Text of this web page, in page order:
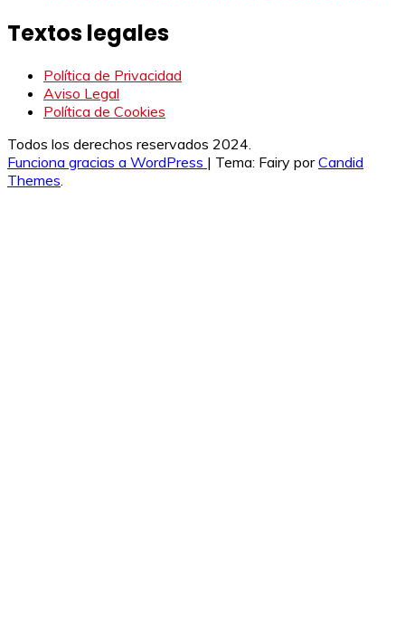
Textos legales
Política de Privacidad
Aviso Legal
Política de Cookies
Todos los derechos reservados 2024.
Funciona gracias a WordPress | Tema: Fairy porCandid
Themes.